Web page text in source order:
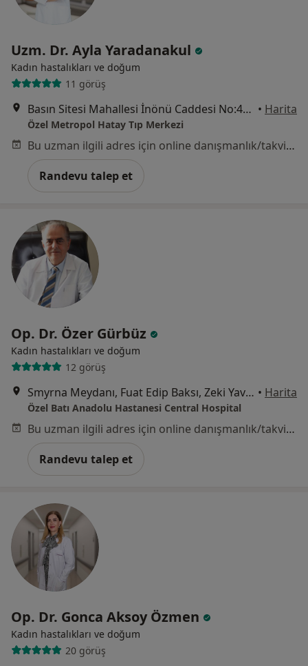
Uzm. Dr. Ayla Yaradanakul
Kadın hastalıkları ve doğum
11 görüş
Basın Sitesi Mahallesi İnönü Caddesi No:471/A , İzmir, Karabağlar • Harita
Özel Metropol Hatay Tıp Merkezi
Bu uzman ilgili adres için online danışmanlık/takvim sunmuyor.
Randevu talep et
Op. Dr. Özer Gürbüz
Kadın hastalıkları ve doğum
12 görüş
Smyrna Meydanı, Fuat Edip Baksı, Zeki Yavaş Sk. No: 2 D:2,, Bayraklı • Harita
Özel Batı Anadolu Hastanesi Central Hospital
Bu uzman ilgili adres için online danışmanlık/takvim sunmuyor.
Randevu talep et
Op. Dr. Gonca Aksoy Özmen
Kadın hastalıkları ve doğum
20 görüş